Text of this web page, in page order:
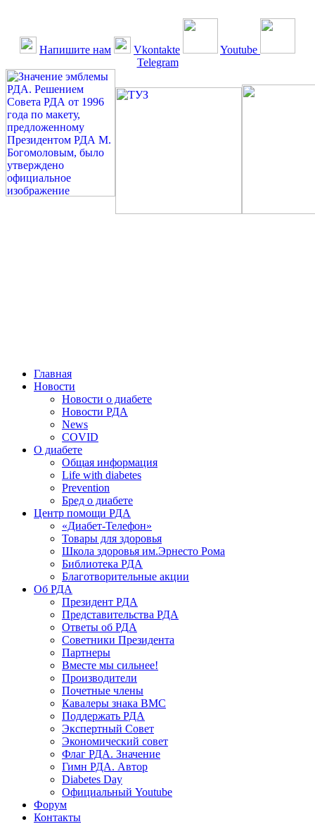
Напишите нам Vkontakte
Youtube
Telegram
Главная
Новости
Новости о диабете
Новости РДА
News
COVID
О диабете
Общая информация
Life with diabetes
Prevention
Бред о диабете
Центр помощи РДА
«Диабет-Телефон»
Товары для здоровья
Школа здоровья им.Эрнесто Рома
Библиотека РДА
Благотворительные акции
Об РДА
Президент РДА
Представительства РДА
Ответы об РДА
Советники Президента
Партнеры
Вместе мы сильнее!
Производители
Почетные члены
Кавалеры знака ВМС
Поддержать РДА
Экспертный Совет
Экономический совет
Флаг РДА. Значение
Гимн РДА. Автор
Diabetes Day
Официальный Youtube
Форум
Контакты